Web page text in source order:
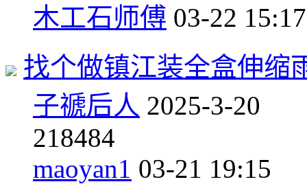
木工石师傅 03-22 15:17
找个做镇江装全盒伸缩
子禠后人 2025-3-20
218484
maoyan1 03-21 19:15